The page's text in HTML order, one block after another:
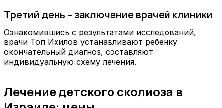
Третий день – заключение врачей клиники
Ознакомившись с результатами исследований,
врачи Топ Ихилов устанавливают ребенку
окончательный диагноз, составляют
индивидуальную схему лечения.
Лечение детского сколиоза в